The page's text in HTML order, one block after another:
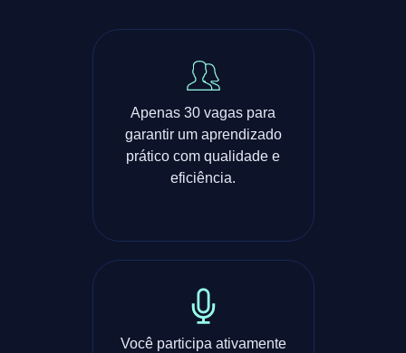
Apenas 30 vagas para
garantir um aprendizado
prático com qualidade e
eficiência.
Você participa ativamente